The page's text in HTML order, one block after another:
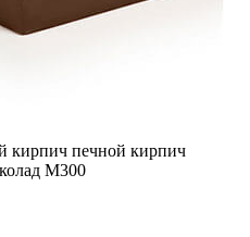
кирпич печной кирпич
М300